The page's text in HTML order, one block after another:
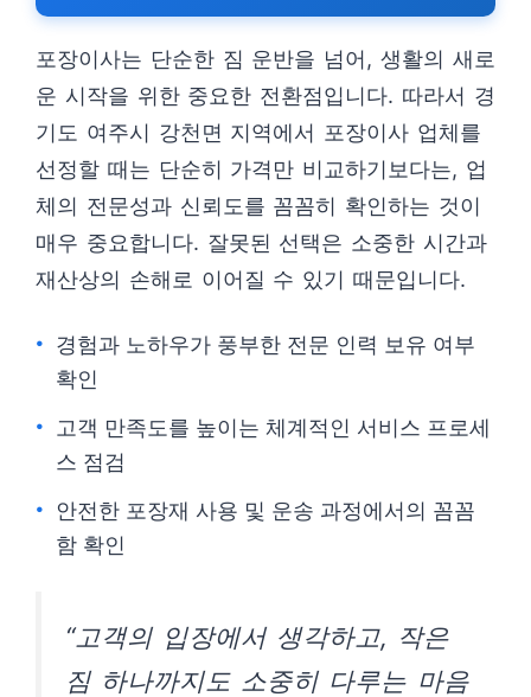
포장이사는 단순한 짐 운반을 넘어, 생활의 새로
운 시작을 위한 중요한 전환점입니다. 따라서 경
기도 여주시 강천면 지역에서 포장이사 업체를
선정할 때는 단순히 가격만 비교하기보다는, 업
체의 전문성과 신뢰도를 꼼꼼히 확인하는 것이
매우 중요합니다. 잘못된 선택은 소중한 시간과
재산상의 손해로 이어질 수 있기 때문입니다.
경험과 노하우가 풍부한 전문 인력 보유 여부
확인
고객 만족도를 높이는 체계적인 서비스 프로세
스 점검
안전한 포장재 사용 및 운송 과정에서의 꼼꼼
함 확인
“고객의 입장에서 생각하고, 작은
짐 하나까지도 소중히 다루는 마음